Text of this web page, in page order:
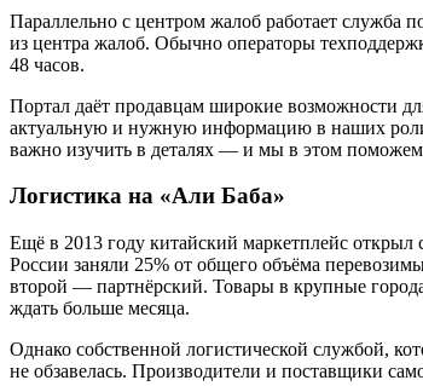
Параллельно с центром жалоб работает служба
из центра жалоб. Обычно операторы
48 часов.
Портал даёт продавцам широкие возможности
актуальную и нужную информацию в наших
важно изучить в деталях — и мы в этом
Логистика на «Али Баба»
Ещё в 2013 году китайский маркетплейс
России заняли 25% от общего объёма
второй — партнёрский. Товары в крупные
ждать больше месяца.
Однако собственной логистической службой,
не обзавелась. Производители и поставщики